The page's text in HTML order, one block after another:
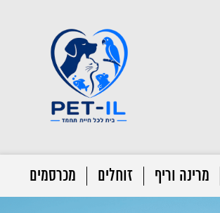
מרינה וריף זוחלים מכרסמים